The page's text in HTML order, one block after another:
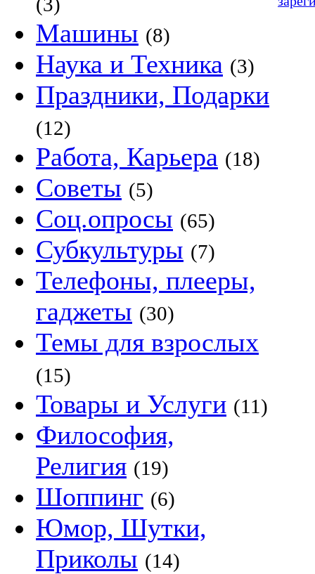
Машины (8)
Наука и Техника (3)
Праздники, Подарки
(12)
Работа, Карьера (18)
Советы (5)
Соц.опросы (65)
Субкультуры (7)
Телефоны, плееры,
гаджеты (30)
Темы для взрослых
(15)
Товары и Услуги (11)
Философия,
Религия (19)
Шоппинг (6)
Юмор, Шутки,
Приколы (14)